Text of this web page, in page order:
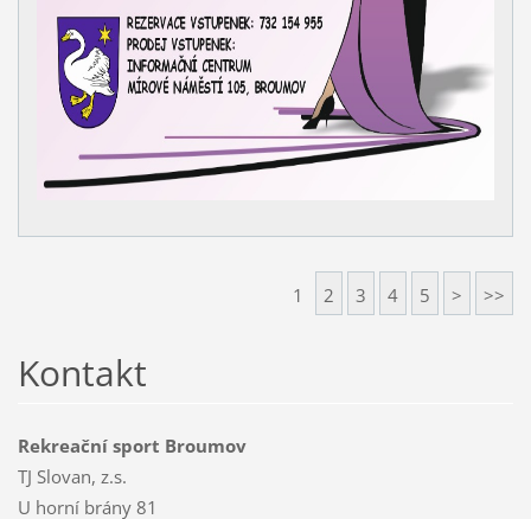
1 2 3 4 5 > >>
Kontakt
Rekreační sport Broumov
TJ Slovan, z.s.
U horní brány 81